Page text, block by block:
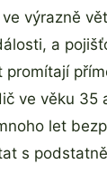
výrazně
a
promítají
ve věku 35
let
s